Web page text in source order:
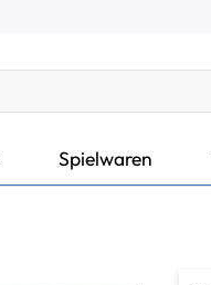
Spielwaren